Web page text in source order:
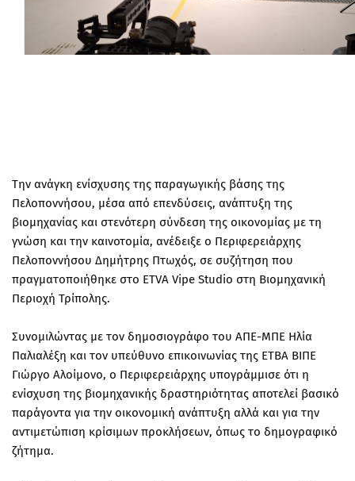
Την ανάγκη ενίσχυσης της παραγωγικής βάσης της
Πελοποννήσου, μέσα από επενδύσεις, ανάπτυξη της
βιομηχανίας και στενότερη σύνδεση της οικονομίας με τη
γνώση και την καινοτομία, ανέδειξε ο Περιφερειάρχης
Πελοποννήσου Δημήτρης Πτωχός, σε συζήτηση που
πραγματοποιήθηκε στο ETVA Vipe Studio στη Βιομηχανική
Περιοχή Τρίπολης.
Συνομιλώντας με τον δημοσιογράφο του ΑΠΕ-ΜΠΕ Ηλία
Παλιαλέξη και τον υπεύθυνο επικοινωνίας της ΕΤΒΑ ΒΙΠΕ
Γιώργο Αλοίμονο, ο Περιφερειάρχης υπογράμμισε ότι η
ενίσχυση της βιομηχανικής δραστηριότητας αποτελεί βασικό
παράγοντα για την οικονομική ανάπτυξη αλλά και για την
αντιμετώπιση κρίσιμων προκλήσεων, όπως το δημογραφικό
ζήτημα.